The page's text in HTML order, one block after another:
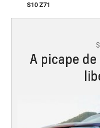
S10 Z71
A picape